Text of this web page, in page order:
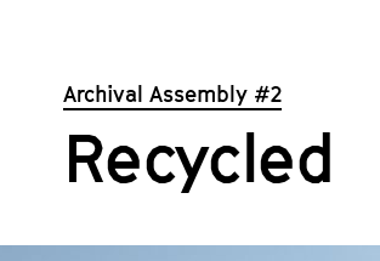
Archival Assembly #2
Recycled